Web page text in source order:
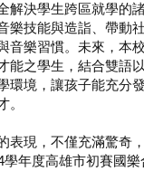
解決學生跨區就學的
樂技能與造詣、帶動
音樂習慣。未來，本
能之學生，結合雙語
環境，讓孩子能充分
。
表現，不僅充滿驚奇
學年度高雄市初賽國